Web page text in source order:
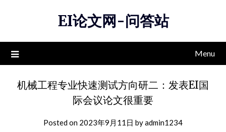
EI论文网-问答站
Menu
机械工程专业快速测试方向研二：发表EI国
际会议论文很重要
Posted on 2023年9月11日 byadmin1234